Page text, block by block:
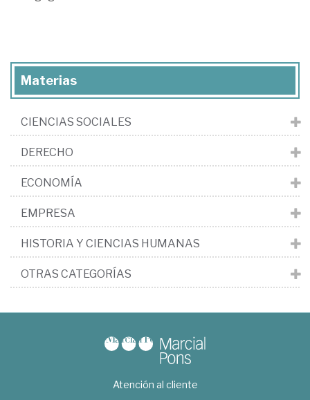
Materias
CIENCIAS SOCIALES
DERECHO
ECONOMÍA
EMPRESA
HISTORIA Y CIENCIAS HUMANAS
OTRAS CATEGORÍAS
Atención al cliente